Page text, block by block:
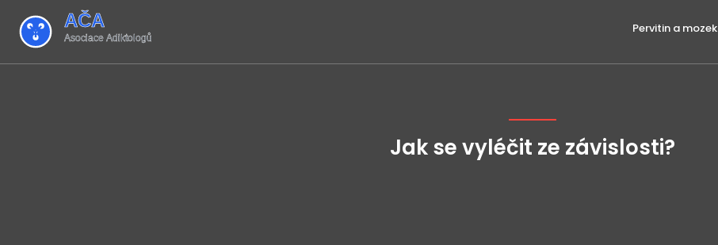
Pervitin a mozek
Jak se vyléčit ze závislosti?